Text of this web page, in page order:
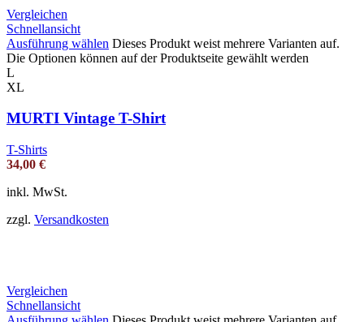
Vergleichen
Schnellansicht
Ausführung wählen Dieses Produkt weist mehrere Varianten auf.
Die Optionen können auf der Produktseite gewählt werden
L
XL
MURTI Vintage T-Shirt
T-Shirts
34,00 €
inkl. MwSt.
zzgl. Versandkosten
Vergleichen
Schnellansicht